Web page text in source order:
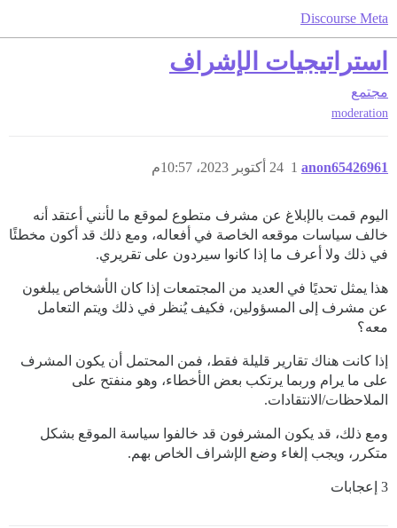
Discourse Meta
استراتيجيات الإشراف
مجتمع
moderation
anon65426961 24 أكتوبر 2023، 10:57م 1
اليوم قمت بالإبلاغ عن مشرف متطوع لموقع ما لأنني أعتقد أنه
خالف سياسات موقعه الخاصة في أفعاله، ومع ذلك قد أكون مخطئًا
في ذلك ولا أعرف ما إذا كانوا سيردون على تقريري.
هذا يمثل تحديًا في العديد من المجتمعات إذا كان الأشخاص يبلغون
عن مشرف إلى المسؤولين، فكيف يُنظر في ذلك ويتم التعامل
معه؟
إذا كانت هناك تقارير قليلة فقط، فمن المحتمل أن يكون المشرف
على ما يرام وربما يرتكب بعض الأخطاء، وهو منفتح على
الملاحظات/الانتقادات.
ومع ذلك، قد يكون المشرفون قد خالفوا سياسة الموقع بشكل
متكرر، ويجب إلغاء وضع الإشراف الخاص بهم.
3 إعجابات